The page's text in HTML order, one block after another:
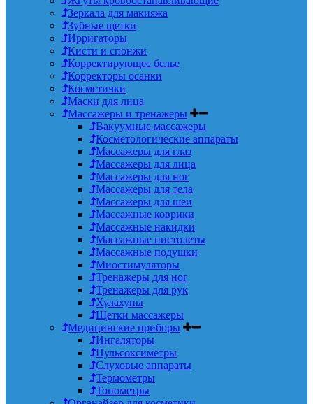
Зеркала для макияжа
Зубные щетки
Ирригаторы
Кисти и спонжи
Корректирующее белье
Корректоры осанки
Косметички
Маски для лица
Массажеры и тренажеры
Вакуумные массажеры
Косметологические аппараты
Массажеры для глаз
Массажеры для лица
Массажеры для ног
Массажеры для тела
Массажеры для шеи
Массажные коврики
Массажные накидки
Массажные пистолеты
Массажные подушки
Миостимуляторы
Тренажеры для ног
Тренажеры для рук
Хулахупы
Щетки массажеры
Медицинские приборы
Ингаляторы
Пульсоксиметры
Слуховые аппараты
Термометры
Тонометры